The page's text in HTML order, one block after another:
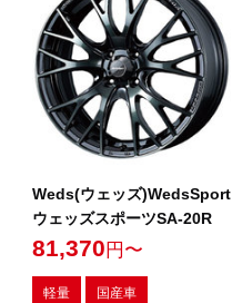
Weds(ウェッズ)WedsSport
ウェッズスポーツSA-20R
81,370 円〜
軽量 国産車